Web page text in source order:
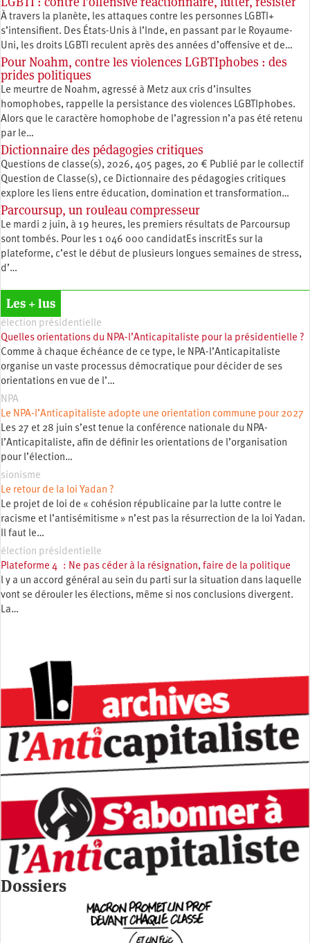
À travers la planète, les attaques contre les personnes LGBTI+
s’intensifient. Des États-Unis à l’Inde, en passant par le Royaume-
Uni, les droits LGBTI reculent après des années d’offensive et de…
Pour Noahm, contre les violences LGBTIphobes : des
prides politiques
Le meurtre de Noahm, agressé à Metz aux cris d’insultes
homophobes, rappelle la persistance des violences LGBTIphobes.
Alors que le caractère homophobe de l’agression n’a pas été retenu
par le…
Dictionnaire des pédagogies critiques
Questions de classe(s), 2026, 405 pages, 20 € Publié par le collectif
Question de Classe(s), ce Dictionnaire des pédagogies critiques
explore les liens entre éducation, ­domination et transformation…
Parcoursup, un rouleau compresseur
Le mardi 2 juin, à 19 heures, les premiers résultats de Parcoursup
sont tombés. Pour les 1 046 000 candidatEs inscritEs sur la
plateforme, c’est le début de plusieurs longues semaines de stress,
d’…
Les + lus
élection présidentielle
Quelles orientations du NPA-l’Anticapitaliste pour la présidentielle ?
Comme à chaque échéance de ce type, le NPA-l’Anticapitaliste
organise un vaste processus démocratique pour décider de ses
orientations en vue de l’…
NPA
Le NPA-l’Anticapitaliste adopte une orientation commune pour 2027
Les 27 et 28 juin s’est tenue la conférence nationale du NPA-
l’Anticapitaliste, afin de définir les orientations de l’organisation
pour l’élection…
sionisme
Le retour de la loi Yadan ?
Le projet de loi de « cohésion républicaine par la lutte contre le
racisme et l’antisémitisme » n’est pas la résurrection de la loi Yadan.
Il faut le…
élection présidentielle
Plateforme 4 : Ne pas céder à la résignation, faire de la politique
l y a un accord général au sein du parti sur la situation dans laquelle
vont se dérouler les élections, même si nos conclusions divergent.
La…
Dossiers